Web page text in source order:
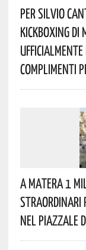
Per Silvio
Kickboxing
Complimenti
A Matera 1
Straordinari
Nel Piazzale